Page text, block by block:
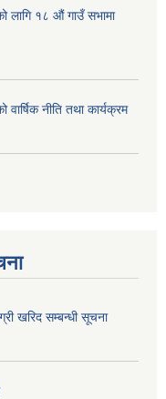
लागि १८ औं गाउँ सभामा
नीति तथा कार्यक्रम
खरिद सम्बन्धी सूचना